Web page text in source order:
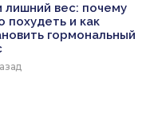
лишний вес: почему
похудеть и как
гормональный